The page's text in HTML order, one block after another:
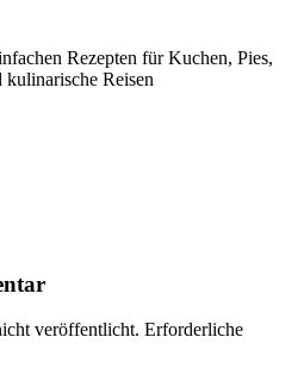
Rezepten für Kuchen, Pies,
kulinarische Reisen
veröffentlicht. Erforderliche